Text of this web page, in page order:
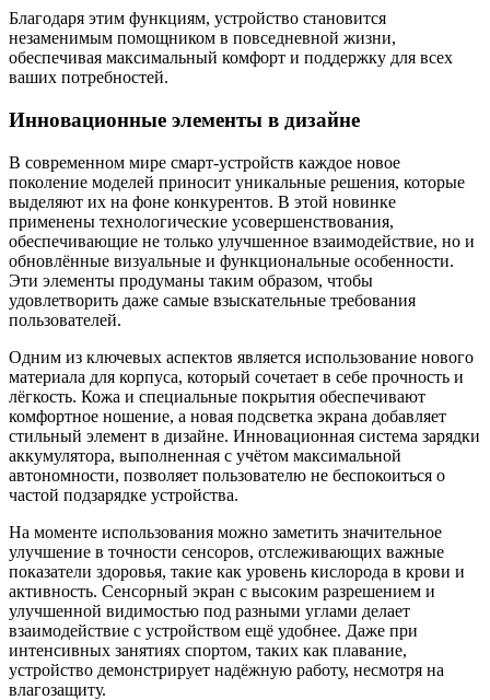
Благодаря этим функциям, устройство становится
незаменимым помощником в повседневной жизни,
обеспечивая максимальный комфорт и поддержку для всех
ваших потребностей.
Инновационные элементы в дизайне
В современном мире смарт-устройств каждое новое
поколение моделей приносит уникальные решения, которые
выделяют их на фоне конкурентов. В этой новинке
применены технологические усовершенствования,
обеспечивающие не только улучшенное взаимодействие, но и
обновлённые визуальные и функциональные особенности.
Эти элементы продуманы таким образом, чтобы
удовлетворить даже самые взыскательные требования
пользователей.
Одним из ключевых аспектов является использование нового
материала для корпуса, который сочетает в себе прочность и
лёгкость. Кожа и специальные покрытия обеспечивают
комфортное ношение, а новая подсветка экрана добавляет
стильный элемент в дизайне. Инновационная система зарядки
аккумулятора, выполненная с учётом максимальной
автономности, позволяет пользователю не беспокоиться о
частой подзарядке устройства.
На моменте использования можно заметить значительное
улучшение в точности сенсоров, отслеживающих важные
показатели здоровья, такие как уровень кислорода в крови и
активность. Сенсорный экран с высоким разрешением и
улучшенной видимостью под разными углами делает
взаимодействие с устройством ещё удобнее. Даже при
интенсивных занятиях спортом, таких как плавание,
устройство демонстрирует надёжную работу, несмотря на
влагозащиту.